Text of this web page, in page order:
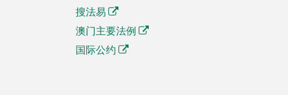
搜法易
澳门主要法例
国际公约